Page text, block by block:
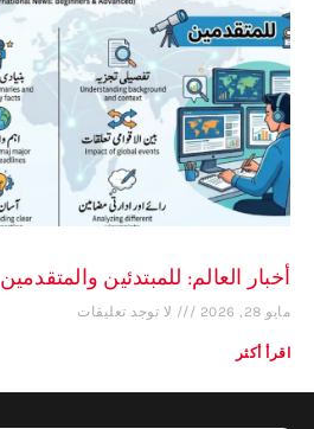
أخبار العالم: للمبتدئين والمتقدمين
مايو 28, 2026 لا توجد تعليقات
اقرأ أكثر